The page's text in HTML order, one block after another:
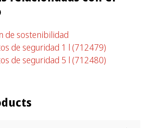
de sostenibilidad
de seguridad 1 l (712479)
de seguridad 5 l (712480)